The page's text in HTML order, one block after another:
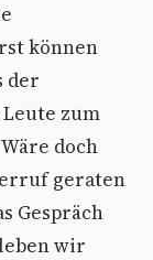
können
der
zum
doch
geraten
Gespräch
wir